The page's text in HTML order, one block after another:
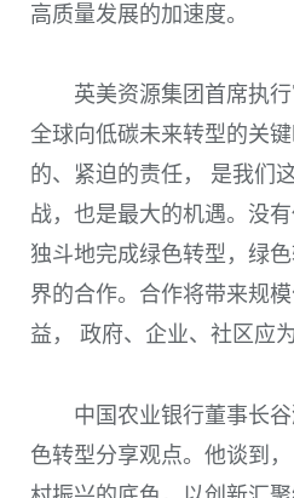
高质量发展的加速度。
英美资源集团首席执
全球向低碳未来转型的关
的、紧迫的责任， 是我们
战，也是最大的机遇。没
独斗地完成绿色转型，绿
界的合作。合作将带来规
益， 政府、企业、社区应
中国农业银行董事长
色转型分享观点。他谈到